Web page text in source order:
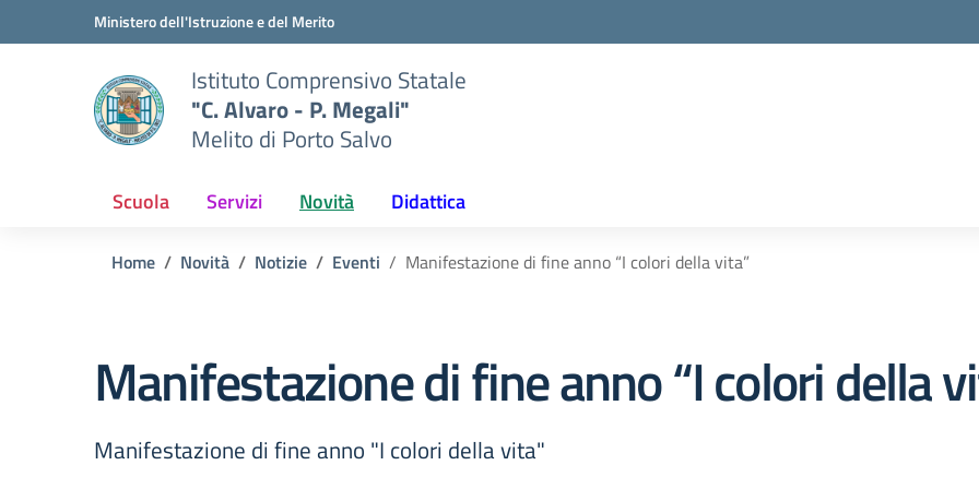
Vai ai contenuti
Vai al menu di navigazioneMinistero dell'Istruzione e del Merito
Istituto Comprensivo Statale
"C. Alvaro - P. Megali"
Melito di Porto Salvo
Scuola Servizi Novità Didattica
Home Novità Notizie Eventi Manifestazione di fine anno “I colori della vita”
Manifestazione di fine anno “I colori della
Manifestazione di fine anno "I colori della vita"